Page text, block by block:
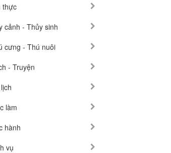
thực
cảnh - Thủy sinh
cưng - Thú nuôi
- Truyện
làm
hành
vụ